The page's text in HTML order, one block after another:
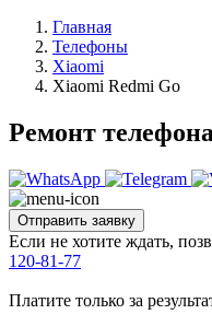
Главная
Телефоны
Xiaomi
Xiaomi Redmi Go
Ремонт
Отправить заявку
Если не хотите ждать,
120-81-77
Платите только за